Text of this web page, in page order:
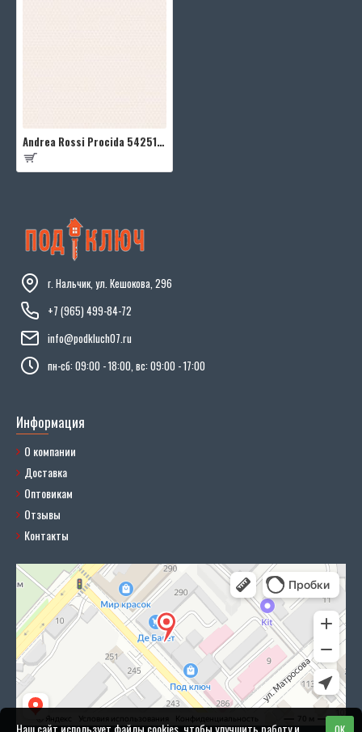
Andrea Rossi Procida 54251-2
г. Нальчик, ул. Кешокова, 296
+7 (965) 499-84-72
info@podkluch07.ru
пн-сб: 09:00 - 18:00, вс: 09:00 - 17:00
Информация
О компании
Доставка
Оптовикам
Отзывы
Контакты
Наш сайт использует файлы cookies, чтобы улучшить работу и